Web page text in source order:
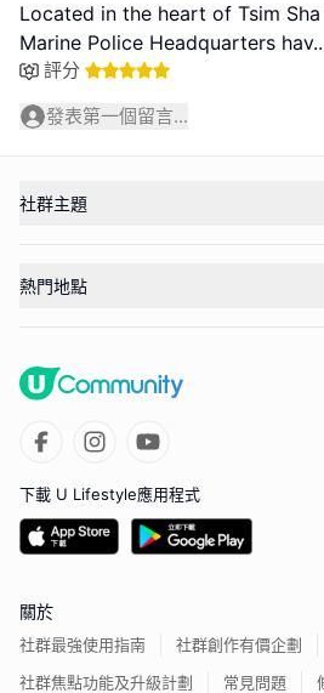
Located in the heart of Tsim
Marine Police Headquarters hav
評分
發表第一個留言...
社群主題
熱門地點
下載 U Lifestyle應用程式
關於
社群最強使用指南
社群創作有價企劃
社群焦點功能及升級計劃
常見問題